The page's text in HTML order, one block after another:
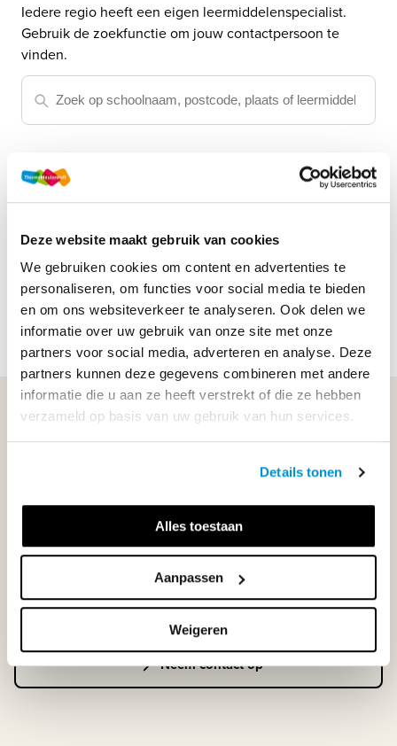
Deze website maakt gebruik van cookies
We gebruiken cookies om content en advertenties te
personaliseren, om functies voor social media te bieden
en om ons websiteverkeer te analyseren. Ook delen we
informatie over uw gebruik van onze site met onze
partners voor social media, adverteren en analyse. Deze
partners kunnen deze gegevens combineren met andere
informatie die u aan ze heeft verstrekt of die ze hebben
verzameld op basis van uw gebruik van hun services.
Details tonen
Alles toestaan
Aanpassen
Weigeren
Iedere regio heeft een eigen leermiddelenspecialist.
Gebruik de zoekfunctie om jouw contactpersoon te
vinden.
Of bekijk
alle leermiddelenspecialisten voor het voortgezet
.
WIJ STAAN VOOR JE KLAAR!
Maandag t/m vrijdag | 08.00 - 17.00 uur
Klantenservice
Neem contact op